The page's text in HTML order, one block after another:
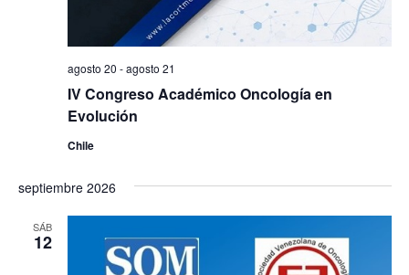
IV Congreso Académico Oncología en
Evolución
agosto 20 -agosto 21
Chile
septiembre 2026
SÁB
12